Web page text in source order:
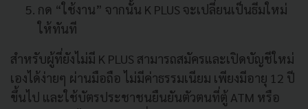
กด “ใช้งาน” จากนั้น K PLUS จะเปลี่ยนเป็นธีมใหม่
ให้ทันที
สำหรับผู้ที่ยังไม่มี K PLUS สามารถสมัครและเปิดบัญชีใหม่
เองได้ง่ายๆ ผ่านมือถือ ไม่มีค่าธรรมเนียม เพียงมีอายุ 12 ปี
ขึ้นไป และใช้บัตรประชาชนยืนยันตัวตนที่ตู้ ATM หรือ